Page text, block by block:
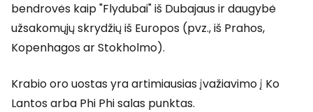
bendrovės kaip "Flydubai" iš Dubajaus ir daugybė
užsakomųjų skrydžių iš Europos (pvz., iš Prahos,
Kopenhagos ar Stokholmo).
Krabio oro uostas yra artimiausias įvažiavimo į Ko
Lantos arba Phi Phi salas punktas.